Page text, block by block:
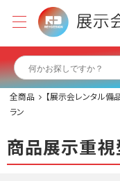
全商品 【展示会レンタル備品
ラン
商品展示重視